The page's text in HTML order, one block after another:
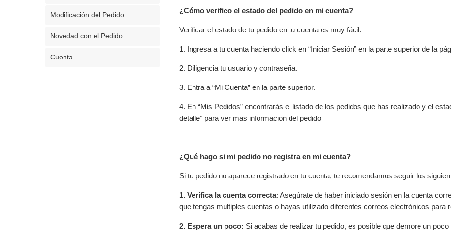
Modificación del Pedido
Novedad con el Pedido
Cuenta
¿Cómo verifico el estado del pedido en mi cuenta?
Verificar el estado de tu pedido en tu cuenta es muy fácil:
1. Ingresa a tu cuenta haciendo click en “Iniciar Sesión” en la parte superior de la
2. Diligencia tu usuario y contraseña.
3. Entra a “Mi Cuenta” en la parte superior.
4. En “Mis Pedidos” encontrarás el listado de los pedidos que has realizado y el
detalle” para ver más información del pedido
¿Qué hago si mi pedido no registra en mi cuenta?
Si tu pedido no aparece registrado en tu cuenta, te recomendamos seguir los
1. Verifica la cuenta correcta: Asegúrate de haber iniciado sesión en la cuenta
que tengas múltiples cuentas o hayas utilizado diferentes correos electrónicos para
2. Espera un poco: Si acabas de realizar tu pedido, es posible que demore un